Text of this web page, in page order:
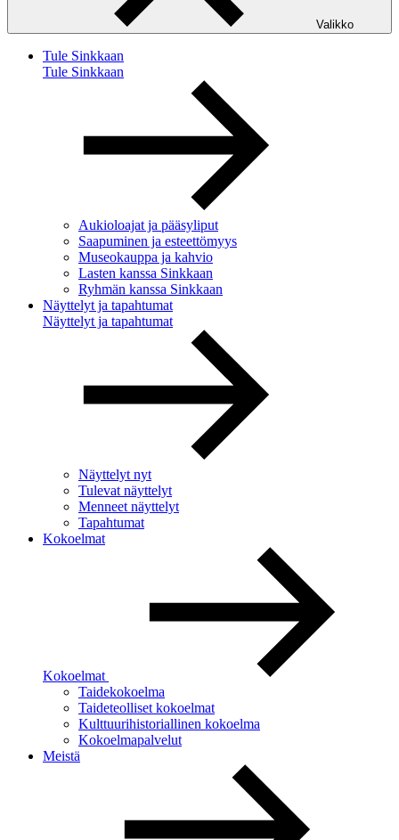
Valikko
Tule Sinkkaan
Tule Sinkkaan
Aukioloajat ja pääsyliput
Saapuminen ja esteettömyys
Museokauppa ja kahvio
Lasten kanssa Sinkkaan
Ryhmän kanssa Sinkkaan
Näyttelyt ja tapahtumat
Näyttelyt ja tapahtumat
Näyttelyt nyt
Tulevat näyttelyt
Menneet näyttelyt
Tapahtumat
Kokoelmat
Kokoelmat
Taidekokoelma
Taideteolliset kokoelmat
Kulttuurihistoriallinen kokoelma
Kokoelmapalvelut
Meistä